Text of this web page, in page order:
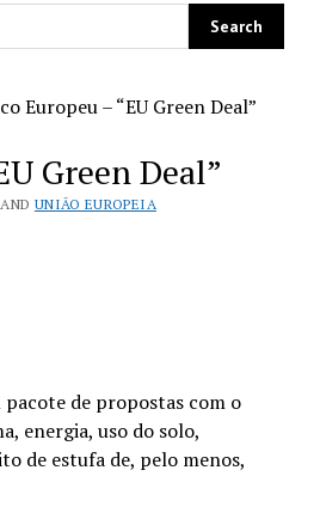
Europeu – “EU Green Deal”
Green Deal”
AND UNIÃO EUROPEIA
pacote de propostas com o
energia, uso do solo,
de estufa de, pelo menos,